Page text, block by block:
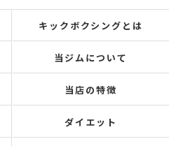
キックボクシングとは
当ジムについて
当店の特徴
ダイエット